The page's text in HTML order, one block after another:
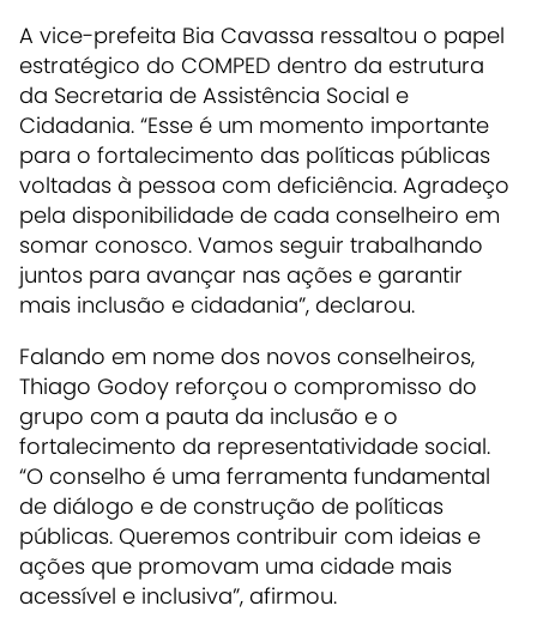
A vice-prefeita Bia Cavassa ressaltou o papel
estratégico do COMPED dentro da estrutura
da Secretaria de Assistência Social e
Cidadania. “Esse é um momento importante
para o fortalecimento das políticas públicas
voltadas à pessoa com deficiência. Agradeço
pela disponibilidade de cada conselheiro em
somar conosco. Vamos seguir trabalhando
juntos para avançar nas ações e garantir
mais inclusão e cidadania”, declarou.
Falando em nome dos novos conselheiros,
Thiago Godoy reforçou o compromisso do
grupo com a pauta da inclusão e o
fortalecimento da representatividade social.
“O conselho é uma ferramenta fundamental
de diálogo e de construção de políticas
públicas. Queremos contribuir com ideias e
ações que promovam uma cidade mais
acessível e inclusiva”, afirmou.